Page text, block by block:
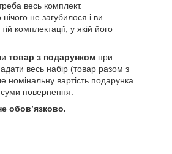
весь комплект.
не загубилося і ви
комплектації, у якій його
товар з подарунком при
весь набір (товар разом з
номінальну вартість подарунка
повернення.
обов’язково.